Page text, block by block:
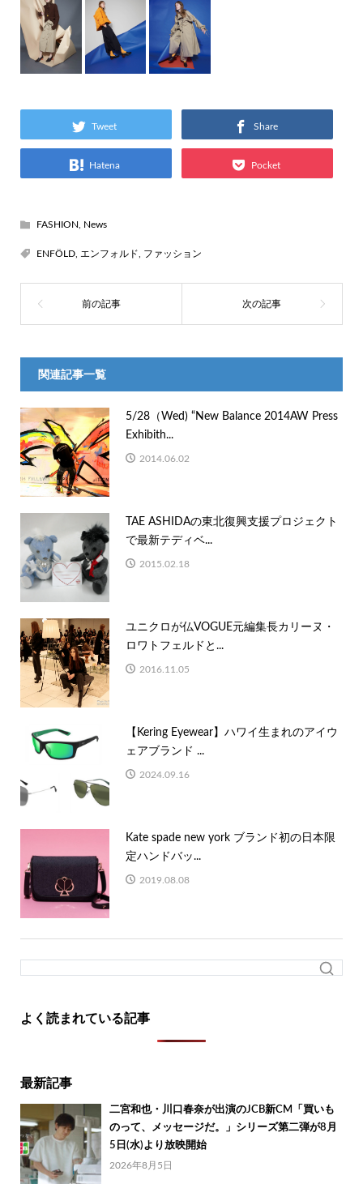
Tweet Share
Hatena Pocket
FASHION, News
ENFÖLD, エンフォルド, ファッション
関連記事一覧
5/28（Wed) “New Balance 2014AW Press
Exhibith...
2014.06.02
TAE ASHIDAの東北復興支援プロジェクト
で最新テディベ...
2015.02.18
ユニクロが仏VOGUE元編集長カリーヌ・
ロワトフェルドと...
2016.11.05
【Kering Eyewear】ハワイ生まれのアイウ
ェアブランド ...
2024.09.16
Kate spade new york ブランド初の日本限
定ハンドバッ...
2019.08.08
よく読まれている記事
最新記事
二宮和也・川口春奈が出演のJCB新CM「買いも
のって、メッセージだ。」シリーズ第二弾が8月
5日(水)より放映開始
2026年8月5日